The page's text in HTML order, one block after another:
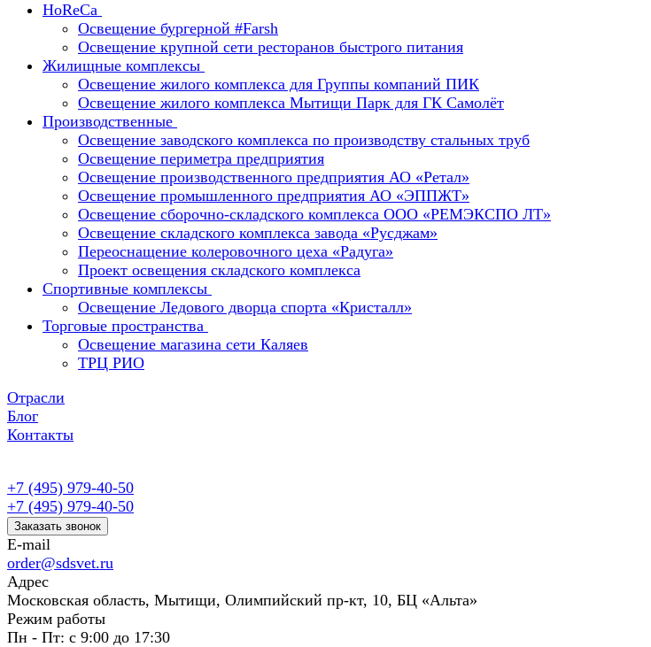
HoReCa
Освещение бургерной #Farsh
Освещение крупной сети ресторанов быстрого питания
Жилищные комплексы
Освещение жилого комплекса для Группы компаний ПИК
Освещение жилого комплекса Мытищи Парк для ГК Самолёт
Производственные
Освещение заводского комплекса по производству стальных труб
Освещение периметра предприятия
Освещение производственного предприятия АО «Ретал»
Освещение промышленного предприятия АО «ЭППЖТ»
Освещение сборочно-складского комплекса ООО «РЕМЭКСПО ЛТ»
Освещение складского комплекса завода «Русджам»
Переоснащение колеровочного цеха «Радуга»
Проект освещения складского комплекса
Спортивные комплексы
Освещение Ледового дворца спорта «Кристалл»
Торговые пространства
Освещение магазина сети Каляев
ТРЦ РИО
Отрасли
Блог
Контакты
+7 (495) 979-40-50
+7 (495) 979-40-50
Заказать звонок
E-mail
order@sdsvet.ru
Адрес
Московская область, Мытищи, Олимпийский пр-кт, 10, БЦ «Альта»
Режим работы
Пн - Пт: с 9:00 до 17:30